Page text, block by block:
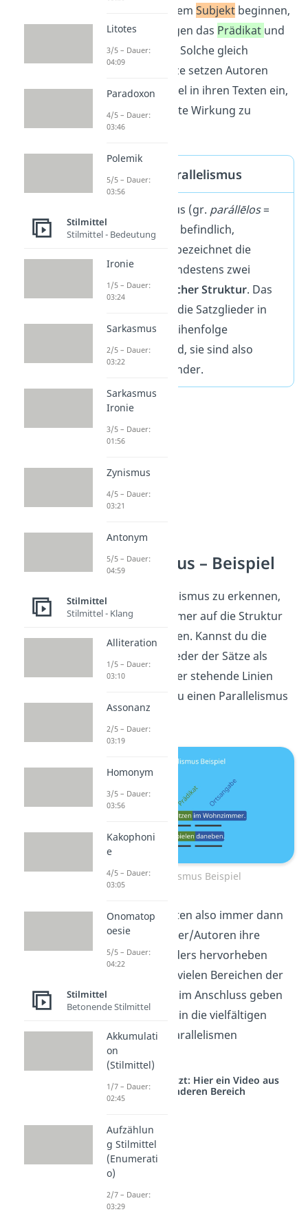
beide Sätze mit demSubjekt beginnen,
anschließend folgen das Prädikat und
eineOrtsangabe
Solche gleich
aufgebauten Sätze setzen Autoren
häufig als Stilmittel in ihren Texten ein,
um eine bestimmte Wirkung zu
erzielen.
Definition Parallelismus
Ein Parallelismus (gr. parállēlos=
nebeneinander befindlich,
gleichlaufend) bezeichnet die
Abfolge von mindestens zwei
Sätzen mit
gleicher Struktur. Das
bedeutet, dass die Satzglieder in
der gleichen Reihenfolge
angeordnet sind, sie sind also
parallel zu einander.
Parallelismus – Beispiel
Um einen Parallelismus zu erkennen,
musst du also immer auf die Struktur
eines Satzes achten. Kannst du die
einzelnen Satzglieder der Sätze als
parallel zueinander stehende Linien
darstellen, hast du einen Parallelismus
vor dir.
Parallelismus Beispiel
Parallelismen treten also immer dann
auf, wenn Sprecher/Autoren ihre
Aussagen besonders hervorheben
wollen. Das ist in vielen Bereichen der
Fall. Die Beispiele im Anschluss geben
dir einen Einblick in die vielfältigen
Möglichkeiten, Parallelismen
einzusetzen.
Studyflix vernetzt: Hier ein Video aus
einem anderen Bereich
Litotes
3/5 – Dauer:
04:09
Paradoxon
4/5 – Dauer:
03:46
Polemik
5/5 – Dauer:
03:56
Stilmittel
Stilmittel - Bedeutung
Ironie
1/5 – Dauer:
03:24
Sarkasmus
2/5 – Dauer:
03:22
Sarkasmus
Ironie
3/5 – Dauer:
01:56
Zynismus
4/5 – Dauer:
03:21
Antonym
5/5 – Dauer:
04:59
Stilmittel
Stilmittel - Klang
Alliteration
1/5 – Dauer:
03:10
Assonanz
2/5 – Dauer:
03:19
Homonym
3/5 – Dauer:
03:56
Kakophoni
e
4/5 – Dauer:
03:05
Onomatop
oesie
5/5 – Dauer:
04:22
Stilmittel
Betonende Stilmittel
Akkumulati
on
(Stilmittel)
1/7 – Dauer:
02:45
Aufzählun
g Stilmittel
(Enumerati
o)
2/7 – Dauer:
03:29